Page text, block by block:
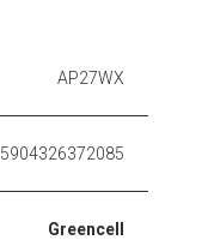
AP27WX
5904326372085
Greencell